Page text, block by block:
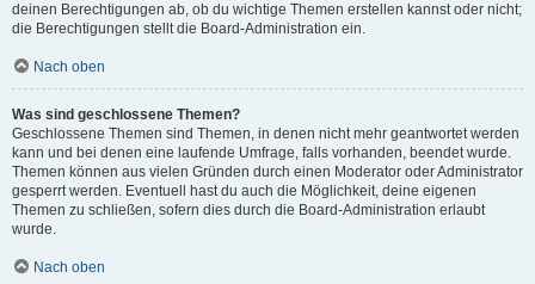
deinen Berechtigungen ab, ob du wichtige Themen erstellen kannst oder nicht;
die Berechtigungen stellt die Board-Administration ein.
Nach oben
Was sind geschlossene Themen?
Geschlossene Themen sind Themen, in denen nicht mehr geantwortet werden
kann und bei denen eine laufende Umfrage, falls vorhanden, beendet wurde.
Themen können aus vielen Gründen durch einen Moderator oder Administrator
gesperrt werden. Eventuell hast du auch die Möglichkeit, deine eigenen
Themen zu schließen, sofern dies durch die Board-Administration erlaubt
wurde.
Nach oben